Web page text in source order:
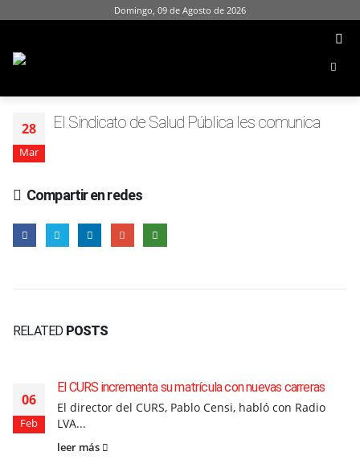
Domingo, 09 de Agosto de 2026
28
Mar
El Sindicato de Salud Pública les comunica
Compartir en redes
RELATED POSTS
06
Feb
El CURS incrementa su matrícula con nuevas carreras
El director del CURS, Pablo Censi, habló con Radio
LVA...
leer más